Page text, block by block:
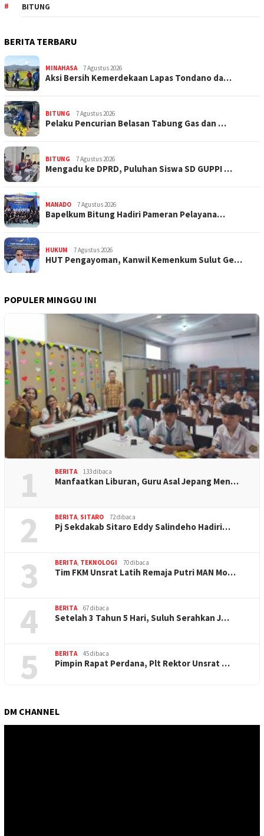
BITUNG
BERITA TERBARU
MINAHASA 7 Agustus 2026
Aksi Bersih Kemerdekaan Lapas Tondano da…
BITUNG 7 Agustus 2026
Pelaku Pencurian Belasan Tabung Gas dan …
BITUNG 7 Agustus 2026
Mengadu ke DPRD, Puluhan Siswa SD GUPPI …
MANADO 7 Agustus 2026
‎Bapelkum Bitung Hadiri Pameran Pelayana…
HUKUM 7 Agustus 2026
HUT Pengayoman, Kanwil Kemenkum Sulut Ge…
POPULER MINGGU INI
1 BERITA 133 dibaca
Manfaatkan Liburan, Guru Asal Jepang Men…
2 BERITA, SITARO 72 dibaca
Pj Sekdakab Sitaro Eddy Salindeho Hadiri…
3 BERITA, TEKNOLOGI 70 dibaca
Tim FKM Unsrat Latih Remaja Putri MAN Mo…
4 BERITA 67 dibaca
Setelah 3 Tahun 5 Hari, Suluh Serahkan J…
5 BERITA 45 dibaca
Pimpin Rapat Perdana, Plt Rektor Unsrat …
DM CHANNEL